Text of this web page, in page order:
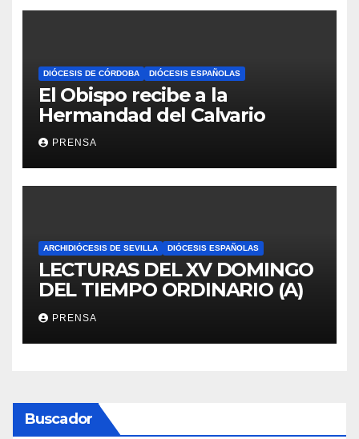
DIÓCESIS DE CÓRDOBA DIÓCESIS ESPAÑOLAS
El Obispo recibe a la
Hermandad del Calvario
PRENSA
ARCHIDIÓCESIS DE SEVILLA DIÓCESIS ESPAÑOLAS
LECTURAS DEL XV DOMINGO
DEL TIEMPO ORDINARIO (A)
PRENSA
Buscador